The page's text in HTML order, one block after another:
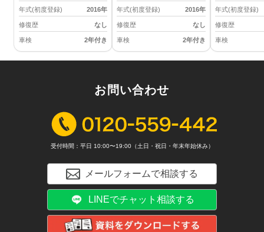
年式(初度登録) 2016年
修復歴 なし
車検 2年付き
年式(初度登録) 2016年
修復歴 なし
車検 2年付き
年式(初度登録)
修復歴
車検
お問い合わせ
受付時間：平日 10:00〜19:00（土日・祝日・年末年始休み）
メールフォームで相談する
LINEでチャット相談する